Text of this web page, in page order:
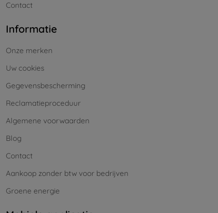
Contact
Informatie
Onze merken
Uw cookies
Gegevensbescherming
Reclamatieproceduur
Algemene voorwaarden
Blog
Contact
Aankoop zonder btw voor bedrijven
Groene energie